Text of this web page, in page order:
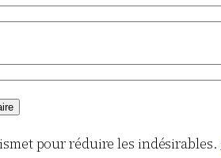
pour réduire les indésirables.